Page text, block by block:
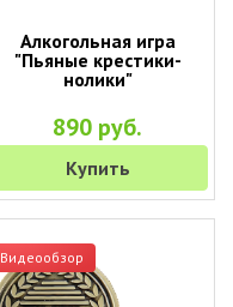
Алкогольная игра
"Пьяные крестики-
нолики"
890 руб.
Купить
Видеообзор